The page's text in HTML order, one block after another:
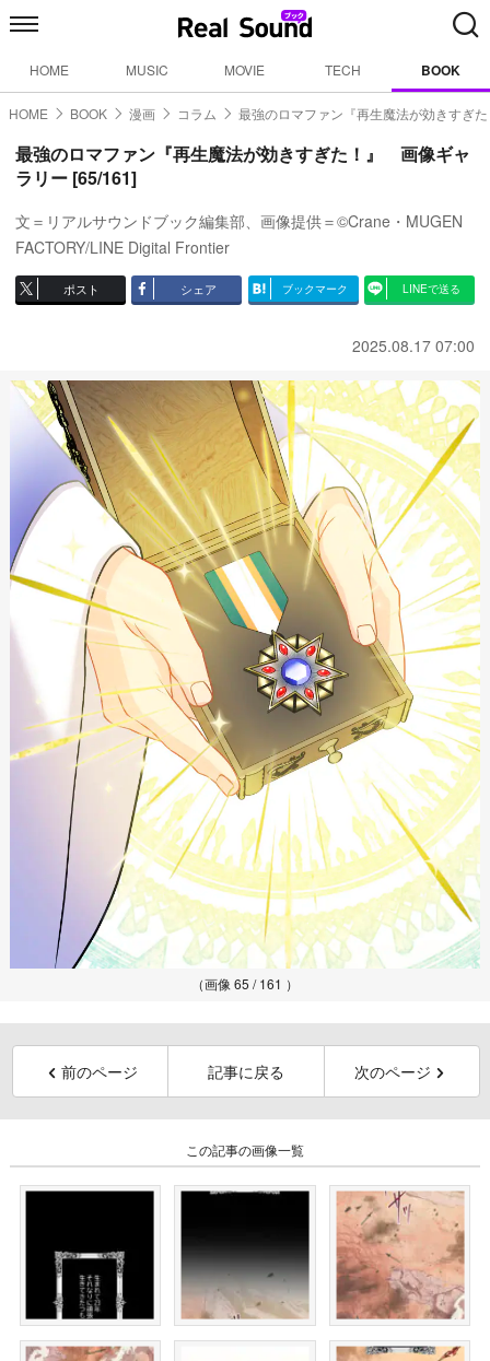
HOME MUSIC MOVIE TECH BOOK
HOME BOOK 漫画 コラム 最強のロマファン『再生魔法が効きすぎ
最強のロマファン『再生魔法が効きすぎた！』 画像ギャ
ラリー [65/161]
文＝リアルサウンドブック編集部、画像提供＝©Crane・MUGEN
FACTORY/LINE Digital Frontier
ポスト シェア ブックマーク LINEで送る
2025.08.17 07:00
（画像 65 / 161 ）
前のページ 記事に戻る 次のページ
この記事の画像一覧